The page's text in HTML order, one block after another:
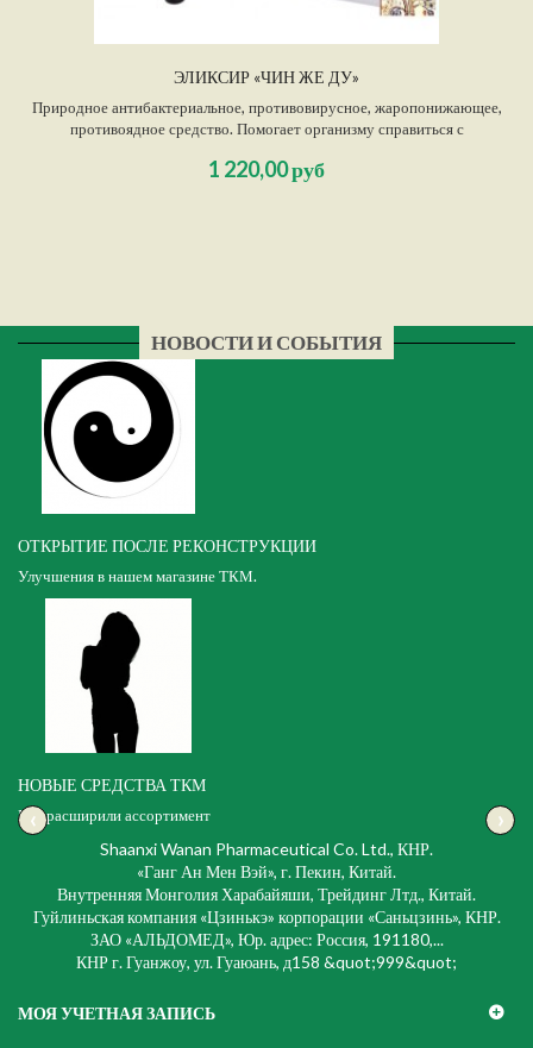
ЭЛИКСИР «ЧИН ЖЕ ДУ»
Природное антибактериальное, противовирусное, жаропонижающее,
противоядное средство. Помогает организму справиться с
отравлениями химическими и другими ядами.
1 220,00 руб
НОВОСТИ И СОБЫТИЯ
ОТКРЫТИЕ ПОСЛЕ РЕКОНСТРУКЦИИ
Улучшения в нашем магазине ТКМ.
НОВЫЕ СРЕДСТВА ТКМ
Мы расширили ассортимент
‹ ›
Shaanxi Wanan Pharmaceutical Co. Ltd., КНР.
«Ганг Ан Мен Вэй», г. Пекин, Китай.
Внутренняя Монголия Харабайяши, Трейдинг Лтд., Китай.
Гуйлиньская компания «Цзинькэ» корпорации «Саньцзинь», КНР.
ЗАО «АЛЬДОМЕД», Юр. адрес: Россия, 191180,...
КНР г. Гуанжоу, ул. Гуаюань, д158 &quot;999&quot;
МОЯ УЧЕТНАЯ ЗАПИСЬ